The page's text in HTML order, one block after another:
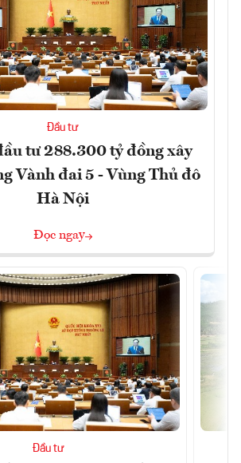
Đầu tư
tư 288.300 tỷ đồng xây
Vành đai 5 - Vùng Thủ đô
Hà Nội
Đọc ngay
Đầu tư